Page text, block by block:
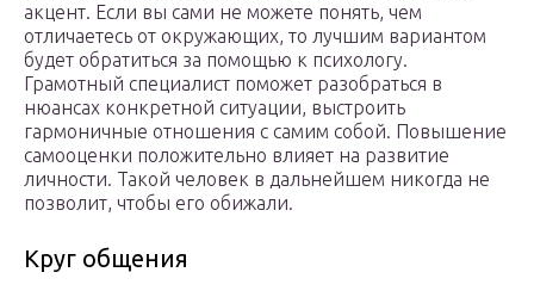
акцент. Если вы сами не можете понять, чем
отличаетесь от окружающих, то лучшим вариантом
будет обратиться за помощью к психологу.
Грамотный специалист поможет разобраться в
нюансах конкретной ситуации, выстроить
гармоничные отношения с самим собой. Повышение
самооценки положительно влияет на развитие
личности. Такой человек в дальнейшем никогда не
позволит, чтобы его обижали.
Круг общения